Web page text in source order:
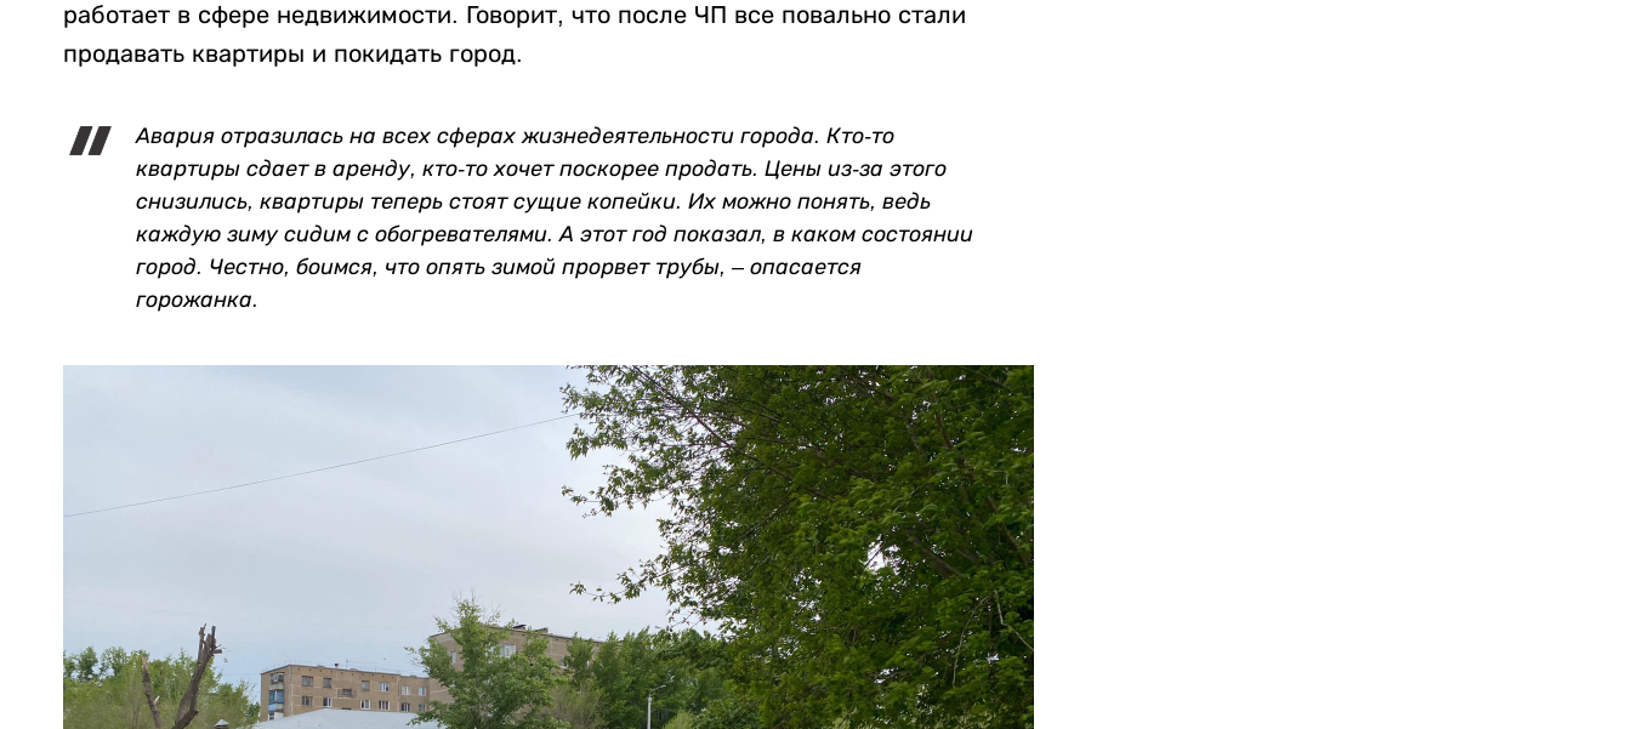
работает в сфере недвижимости. Говорит, что после ЧП все повально стали
продавать квартиры и покидать город.
Авария отразилась на всех сферах жизнедеятельности города. Кто-то
квартиры сдает в аренду, кто-то хочет поскорее продать. Цены из-за этого
снизились, квартиры теперь стоят сущие копейки. Их можно понять, ведь
каждую зиму сидим с обогревателями. А этот год показал, в каком состоянии
город. Честно, боимся, что опять зимой прорвет трубы, – опасается
горожанка.